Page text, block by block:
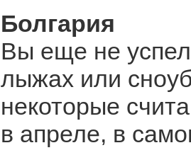
Болгария
Вы еще не
лыжах или
некоторые
в апреле, в